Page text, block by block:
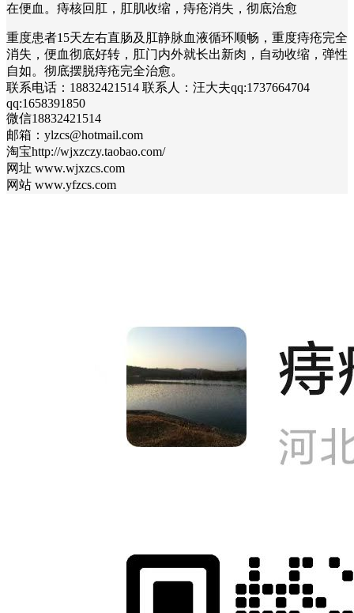
在便血。痔核回肛，肛肌收缩，痔疮消失，彻底治愈
重度患者15天左右直肠及肛静脉血液循环顺畅，重度痔疮完全
消失，便血彻底好转，肛门内外就长出新肉，自动收缩，弹性
自如。彻底摆脱痔疮完全治愈。
联系电话：18832421514 联系人：汪大夫qq:1737664704
qq:1658391850
微信18832421514
邮箱：ylzcs@hotmail.com
淘宝http://wjxzczy.taobao.com/
网址 www.wjxzcs.com
网站 www.yfzcs.com